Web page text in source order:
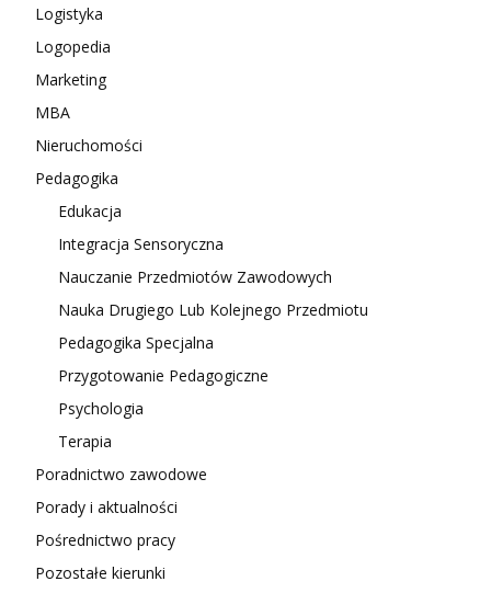
Logistyka
Logopedia
Marketing
MBA
Nieruchomości
Pedagogika
Edukacja
Integracja Sensoryczna
Nauczanie Przedmiotów Zawodowych
Nauka Drugiego Lub Kolejnego Przedmiotu
Pedagogika Specjalna
Przygotowanie Pedagogiczne
Psychologia
Terapia
Poradnictwo zawodowe
Porady i aktualności
Pośrednictwo pracy
Pozostałe kierunki